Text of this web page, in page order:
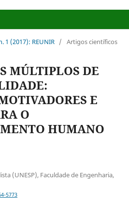
1 (2017): REUNIR / Artigos científicos
MÚLTIPLOS DE
E
O
HUMANO
(UNESP), Faculdade de Engenharia,
5773